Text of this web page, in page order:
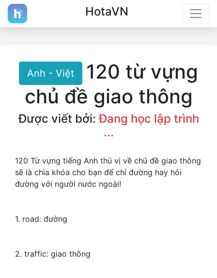
HotaVN
Anh - Việt
120 từ vựng
chủ đề giao thông
Được viết bởi:Đang học lập trình
...
120 Từ vựng tiếng Anh thú vị về chủ đề giao thông
sẽ là chìa khóa cho bạn để chỉ đường hay hỏi
đường với người nước ngoài!
1. road: đường
2. traffic: giao thông